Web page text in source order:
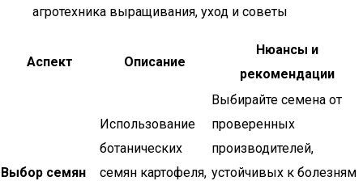
агротехника выращивания, уход и советы
Аспект Описание
Нюансы и
рекомендации
Выбор семян
Использование
ботанических
семян картофеля,
Выбирайте семена от
проверенных
производителей,
устойчивых к болезням